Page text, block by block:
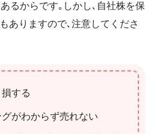
るからです｡しかし､自社株を保
ありますので､注意してくださ
する
がわからず売れない